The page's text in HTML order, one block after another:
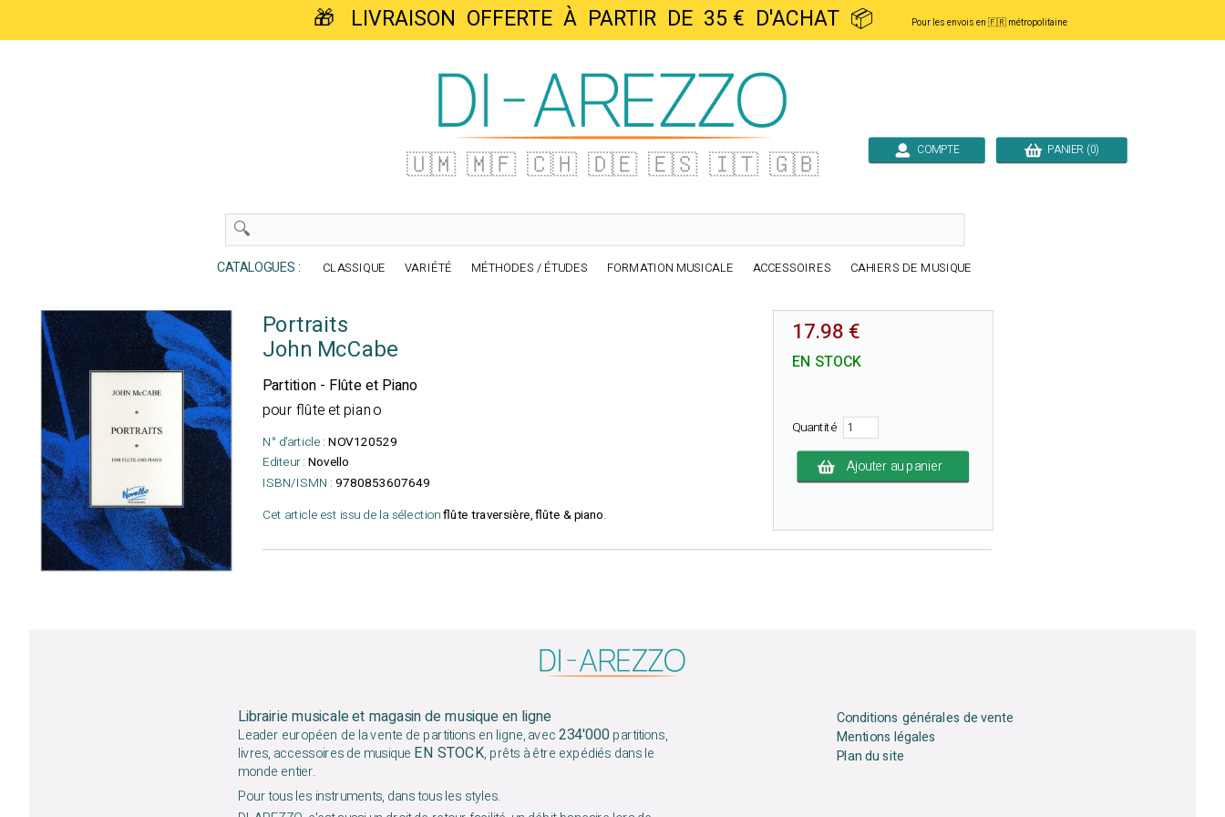
🎁 LIVRAISON OFFERTE À PARTIR DE 35 € D'ACHAT 📦 Pour les envois en 🇫🇷 métropolitaine
🇺🇲 🇲🇫 🇨🇭 🇩🇪 🇪🇸 🇮🇹 🇬🇧 COMPTE PANIER (0)
CATALOGUES : CLASSIQUE VARIÉTÉ MÉTHODES / ÉTUDES FORMATION MUSICALE ACCESSOIRES CAHIERS DE MUSIQUE
Portraits
John McCabe
Partition - Flûte et Piano
pour flûte et piano
N° d'article : NOV120529
Editeur : Novello
ISBN/ISMN : 9780853607649
Cet article est issu de la sélectionflûte traversière, flûte & piano.
17.98 €
EN STOCK
Quantité
Ajouter au panier
Librairie musicale et magasin de musique en ligne
Leader européen de la vente de partitions en ligne, avec234'000partitions,
livres, accessoires de musique EN STOCK, prêts à être expédiés dans le
monde entier.
Pour tous les instruments, dans tous les styles.
Conditions générales de vente
Mentions légales
Plan du site